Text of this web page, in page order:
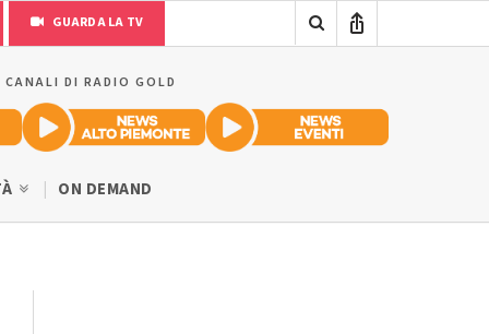
GUARDA LA TV
DI RADIO GOLD
ON DEMAND